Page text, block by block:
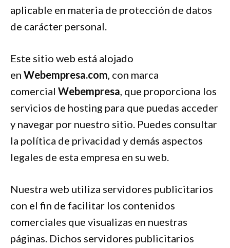
aplicable en materia de protección de datos
de carácter personal.
Este sitio web está alojado
en Webempresa.com, con marca
comercial Webempresa, que proporciona los
servicios de hosting para que puedas acceder
y navegar por nuestro sitio. Puedes consultar
la política de privacidad y demás aspectos
legales de esta empresa en su web.
Nuestra web utiliza servidores publicitarios
con el fin de facilitar los contenidos
comerciales que visualizas en nuestras
páginas. Dichos servidores publicitarios